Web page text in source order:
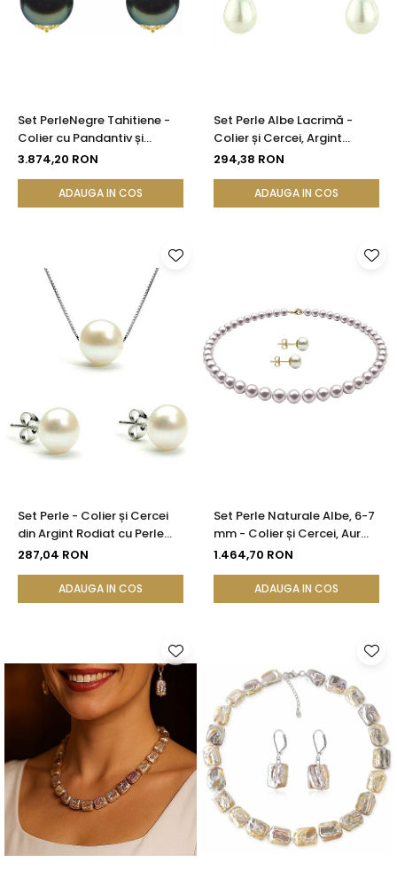
Seturi Perle cu Argint
Brățări cu Perle
Set PerleNegre Tahitiene -
Colier cu Pandantiv și
Cercei, Aur Galben 14K, Perle
AAA | KASKADDA®
3.874,20 RON
ADAUGA IN COS
Set Perle Albe Lacrimă -
Colier și Cercei, Argint
Rodiat 925, Perle Naturale
294,38 RON
ADAUGA IN COS
Set Perle - Colier și Cercei
din Argint Rodiat cu Perle
Albe Premium 10 mm |
287,04 RON
ADAUGA IN COS
Set Perle Naturale Albe, 6-7
mm - Colier și Cercei, Aur
Galben 14K | KASKADDA®
1.464,70 RON
ADAUGA IN COS